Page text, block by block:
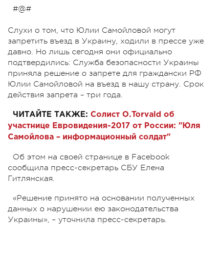
#@#
Слухи о том, что Юлии Самойловой могут
запретить въезд в Украину, ходили в прессе уже
давно. Но лишь сегодня они официально
подтвердились: Служба безопасности Украины
приняла решение о запрете для граждански РФ
Юлии Самойловой на въезд в нашу страну. Срок
действия запрета – три года.
ЧИТАЙТЕ ТАКЖЕ: Солист О.Torvald об
участнице Евровидения-2017 от России: "Юля
Самойлова – информационный солдат"
Об этом на своей странице в Facebook
сообщила пресс-секретарь СБУ Елена
Гитлянская.
«Решение принято на основании полученных
данных о нарушении ею законодательства
Украины», – уточнила пресс-секретарь.